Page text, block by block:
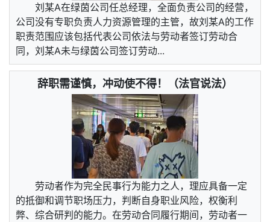
刘某A在绿茵公司任总经理，全面负责公司的经营，
公司没有专职负责人力资源管理的主管，故刘某A的工作
职责范围应该包括代表公司依法与劳动者签订劳动合
同，刘某A未与绿茵公司签订劳动...
辞职需谨慎，冲动使不得！（法官说法）
劳动者作为完全民事行为能力之人，理应具备一定
的抵御和调节职场压力，判断自身职业风险，权衡利
弊、综合研判的能力。在劳动合同履行期间，劳动者一